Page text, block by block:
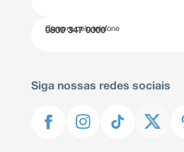
Compre pelo telefone
0800 347 0000
Siga nossas redes sociais